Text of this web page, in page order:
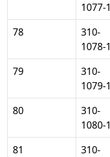
1077-1
78
310-
1078-1
79
310-
1079-1
80
310-
1080-1
81
310-